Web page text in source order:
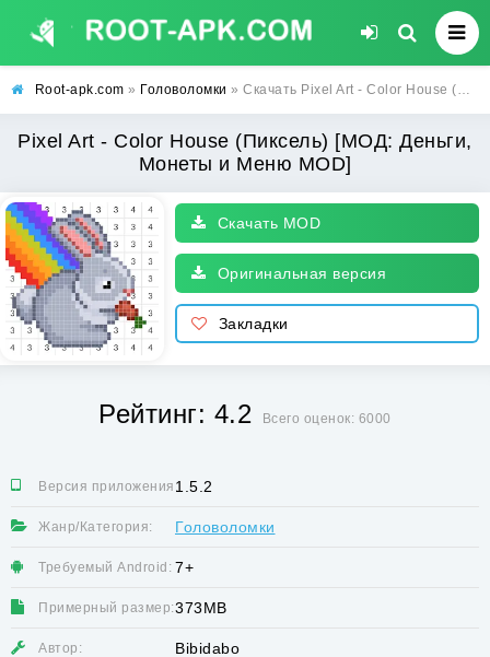
Root-apk.com » Головоломки » Скачать Pixel Art - Color House (Пиксель) [МОД: Деньги, Монеты и Меню MOD] | Взлом Pixel Art - Color House на Андроид
Pixel Art - Color House (Пиксель) [МОД: Деньги,
Монеты и Меню MOD]
Скачать MOD
Оригинальная версия
Закладки
Рейтинг: 4.2 Всего оценок: 6000
Версия приложения:1.5.2
Жанр/Категория: Головоломки
Требуемый Android: 7+
Примерный размер:373MB
Автор: Bibidabo